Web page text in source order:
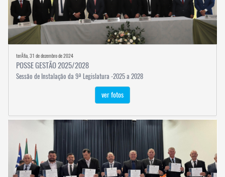
terÃ§a, 31 de dezembro de 2024
POSSE GESTÃO 2025/2028
Sessão de Instalação da 9ª Legislatura -2025 a 2028
ver fotos